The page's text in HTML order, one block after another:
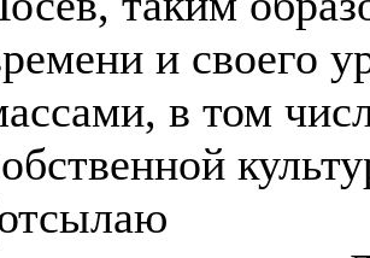
и своего
в том